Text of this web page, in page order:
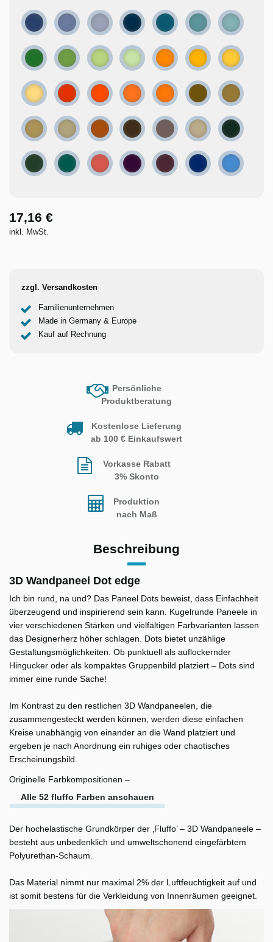
Blue macawAquamarineWinter skyNorth Sea Deep waterHawaiian Caribbean
Grassy Pear Peridot Green appleGolden Canola Lemon
Butter Curry Carrot Apricot Neon orange
Olive Fawn
Sand Oyster Rusty Chocolate Mocha Linen Pine green
Bottle greenEmerald Terra cottaPlum Merlot Cobalt French
17,16 €
inkl. MwSt.
zzgl. Versandkosten
Familienunternehmen
Made in Germany & Europe
Kauf auf Rechnung
Persönliche
Produktberatung
Kostenlose Lieferung
ab 100 € Einkaufswert
Vorkasse Rabatt
3% Skonto
Produktion
nach Maß
Beschreibung
3D Wandpaneel Dot edge
Ich bin rund, na und? Das Paneel Dots beweist, dass Einfachheit
überzeugend und inspirierend sein kann. Kugelrunde Paneele in
vier verschiedenen Stärken und vielfältigen Farbvarianten lassen
das Designerherz höher schlagen. Dots bietet unzählige
Gestaltungsmöglichkeiten. Ob punktuell als auflockernder
Hingucker oder als kompaktes Gruppenbild platziert – Dots sind
immer eine runde Sache!
Im Kontrast zu den restlichen 3D Wandpaneelen, die
zusammengesteckt werden können, werden diese einfachen
Kreise unabhängig von einander an die Wand platziert und
ergeben je nach Anordnung ein ruhiges oder chaotisches
Erscheinungsbild.
Originelle Farbkompositionen –
Alle 52 fluffo Farben anschauen
Der hochelastische Grundkörper der ‚Fluffo’ – 3D Wandpaneele –
besteht aus unbedenklich und umweltschonend eingefärbtem
Polyurethan-Schaum.
Das Material nimmt nur maximal 2% der Luftfeuchtigkeit auf und
ist somit bestens für die Verkleidung von Innenräumen geeignet.